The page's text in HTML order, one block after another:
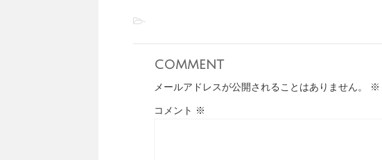
-
comment
メールアドレスが公開されることはありません。 ※
コメント ※